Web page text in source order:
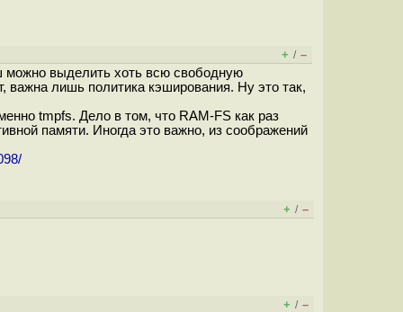
+ / –
можно выделить хоть всю свободную
важна лишь политика кэширования. Ну это так,
tmpfs. Дело в том, что RAM-FS как раз
памяти. Иногда это важно, из соображений
+ / –
+ / –